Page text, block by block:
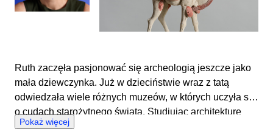
Ruth zaczęła pasjonować się archeologią jeszcze jako
mała dziewczynka. Już w dzieciństwie wraz z tatą
odwiedzała wiele różnych muzeów, w których uczyła się
o cudach starożytnego świata. Studiując architekturę
zdobyła głęboką wiedzę o budynkach, zarówno tych
Pokaż więcej